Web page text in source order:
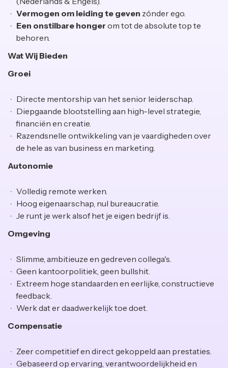
Vermogen om leiding te geven zónder ego.
Een onstilbare honger om tot de absolute top te
behoren.
Wat Wij Bieden
Groei
Directe mentorship van het senior leiderschap.
Diepgaande blootstelling aan high-level strategie,
financiën en creatie.
Razendsnelle ontwikkeling van je vaardigheden over
de hele as van business en marketing.
Autonomie
Volledig remote werken.
Hoog eigenaarschap, nul bureaucratie.
Je runt je werk alsof het je eigen bedrijf is.
Omgeving
Slimme, ambitieuze en gedreven collega's.
Geen kantoorpolitiek, geen bullshit.
Extreem hoge standaarden en eerlijke, constructieve
feedback.
Werk dat er daadwerkelijk toe doet.
Compensatie
Zeer competitief en direct gekoppeld aan prestaties.
Gebaseerd op ervaring, verantwoordelijkheid en